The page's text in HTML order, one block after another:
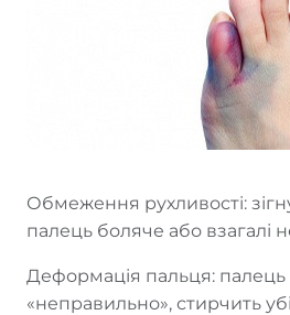
Обмеження рухливості:
палець боляче або взагалі
Деформація пальця: палець
«неправильно», стирчить